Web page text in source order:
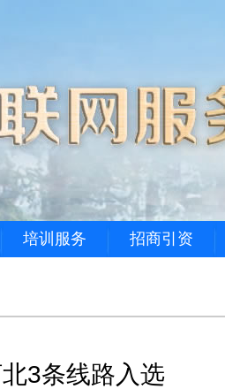
培训服务 招商引资
3条线路入选